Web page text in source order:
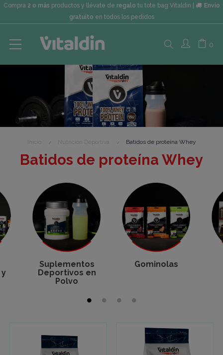
Compra 2 o más productos y llévate de regalo tu tote bag Vitaldin |
Envío
gratuito en todos los pedidos
Search
here...
0
Nutrición Deportiva Batidos de proteína Whey
Batidos de proteína Whey
Suplementos
Deportivos en
Polvo
Gominolas